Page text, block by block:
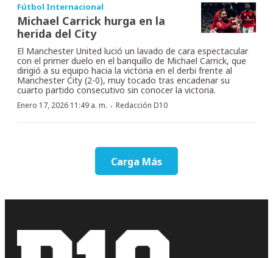
Fútbol Internacional
Michael Carrick hurga en la
herida del City
El Manchester United lució un lavado de cara espectacular
con el primer duelo en el banquillo de Michael Carrick, que
dirigió a su equipo hacia la victoria en el derbi frente al
Manchester City (2-0), muy tocado tras encadenar su
cuarto partido consecutivo sin conocer la victoria.
Enero 17, 2026 11:49 a. m. · Redacción D10
Carga Más